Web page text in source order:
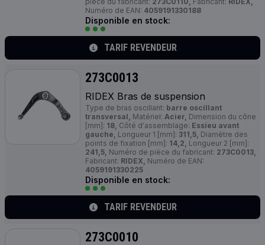
Numéro de EAN: 4059191330188
Disponible en stock:
TARIF REVENDEUR
273C0013
RIDEX Bras de suspension
Type de bras oscillant: barre oscillant
transversal, Matériel: Acier, Dimension du cône
[mm]: 18, Côté d'assemblage: Essieu avant
gauche, Longueur 1 [mm]: 311,5, Diamètre des
points de fixation [mm]: 14,2, Longueur 2 [mm]:
241,5, Numéro de pièce du fabricant: 273C0013,
Fabricant: RIDEX, Numéro de EAN:
4059191330225
Disponible en stock:
TARIF REVENDEUR
273C0010